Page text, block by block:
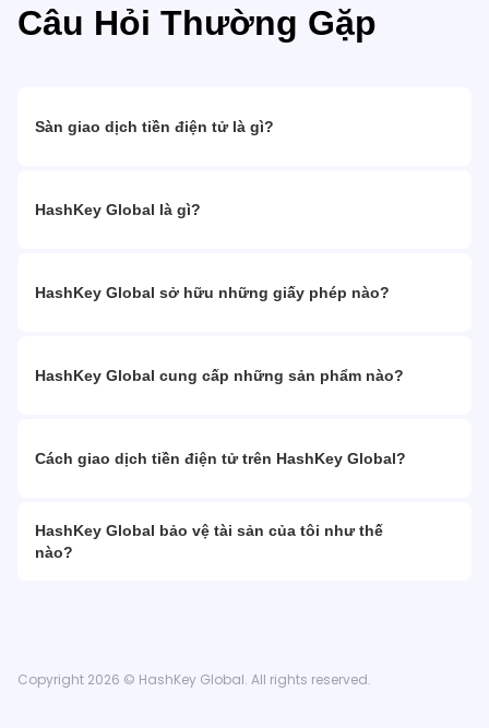
Câu Hỏi Thường Gặp
Sàn giao dịch tiền điện tử là gì?
HashKey Global là gì?
HashKey Global sở hữu những giấy phép nào?
HashKey Global cung cấp những sản phẩm nào?
Cách giao dịch tiền điện tử trên HashKey Global?
HashKey Global bảo vệ tài sản của tôi như thế
nào?
Copyright 2026 © HashKey Global. All rights reserved.